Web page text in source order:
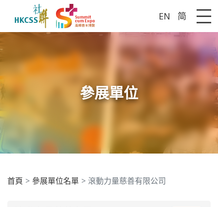
EN 简
參展單位
首頁 參展單位名單 滾動力量慈善有限公司